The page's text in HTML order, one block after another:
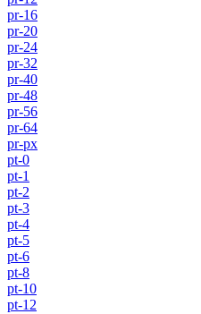
pr-16
pr-20
pr-24
pr-32
pr-40
pr-48
pr-56
pr-64
pr-px
pt-0
pt-1
pt-2
pt-3
pt-4
pt-5
pt-6
pt-8
pt-10
pt-12